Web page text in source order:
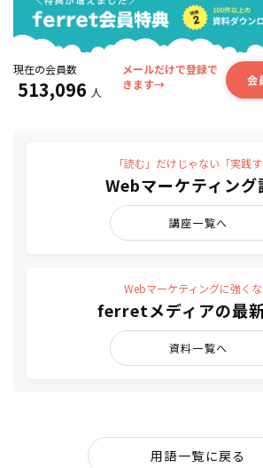
現在の会員数
513,096 人
メールだけで登録で
きます→
会
「読む」だけじゃない「実践す
Webマーケティング
講座一覧へ
Webマーケティングに強くな
ferretメディアの最
資料一覧へ
用語一覧に戻る